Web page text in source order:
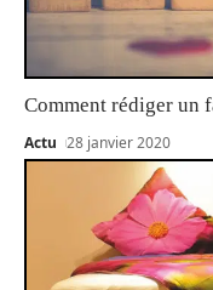
Comment rédiger un
Actu 28 janvier 2020